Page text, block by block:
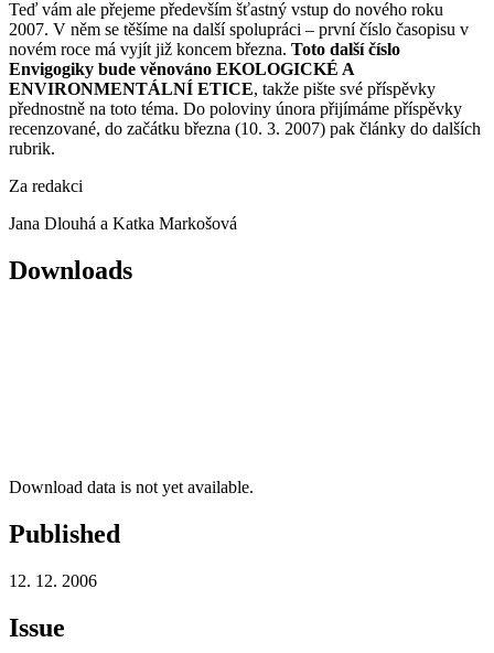
Teď vám ale přejeme především šťastný vstup do nového roku
2007. V něm se těšíme na další spolupráci – první číslo časopisu v
novém roce má vyjít již koncem března. Toto další číslo
Envigogiky bude věnováno EKOLOGICKÉ A
ENVIRONMENTÁLNÍ ETICE, takže pište své příspěvky
přednostně na toto téma. Do poloviny února přijímáme příspěvky
recenzované, do začátku března (10. 3. 2007) pak články do dalších
rubrik.
Za redakci
Jana Dlouhá a Katka Markošová
Downloads
Download data is not yet available.
Published
12. 12. 2006
Issue